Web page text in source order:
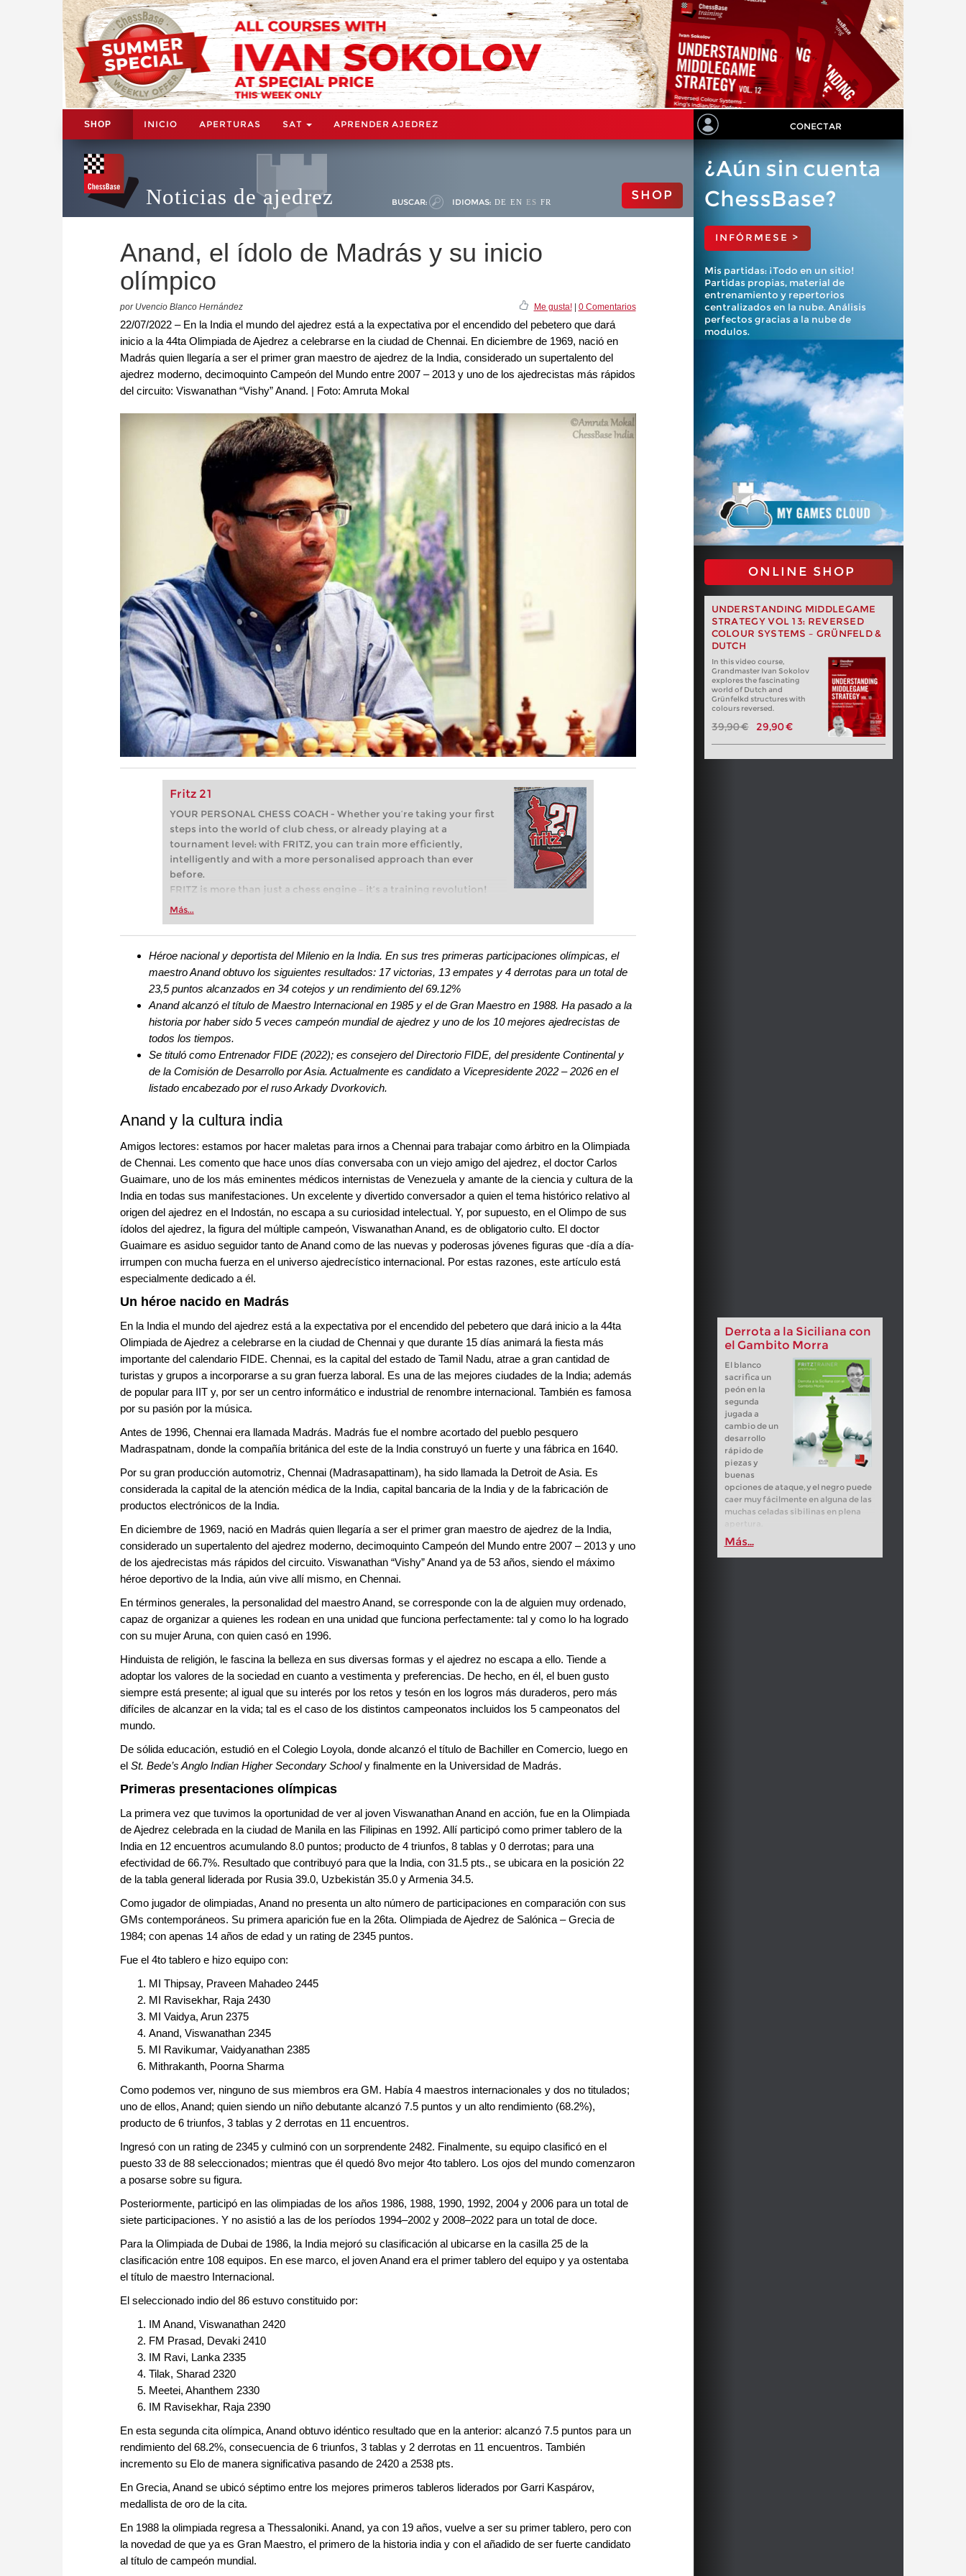
SHOP INICIO APERTURAS SAT APRENDER AJEDREZ CONECTAR
Noticias de ajedrez BUSCAR: IDIOMAS: DE EN ES FR SHOP
Anand, el ídolo de Madrás y su inicio
olímpico
por Uvencio Blanco Hernández Me gusta!| 0 Comentarios
22/07/2022 – En la India el mundo del ajedrez está a la expectativa por el encendido del pebetero que dará
inicio a la 44ta Olimpiada de Ajedrez a celebrarse en la ciudad de Chennai. En diciembre de 1969, nació en
Madrás quien llegaría a ser el primer gran maestro de ajedrez de la India, considerado un supertalento del
ajedrez moderno, decimoquinto Campeón del Mundo entre 2007 – 2013 y uno de los ajedrecistas más rápidos
del circuito: Viswanathan “Vishy” Anand. | Foto: Amruta Mokal
Fritz 21
YOUR PERSONAL CHESS COACH - Whether you’re taking your first
steps into the world of club chess, or already playing at a
tournament level: with FRITZ, you can train more efficiently,
intelligently and with a more personalised approach than ever
before.
FRITZ is more than just a chess engine – it’s a training revolution!
Whether you’re taking your first steps into the world of club chess,
more efficiently, intelligently and with a more personalised
approach than ever before.
Más...
¿Aún sin cuenta
ChessBase?
INFÓRMESE >
Mis partidas: ¡Todo en un sitio!
Partidas propias, material de
entrenamiento y repertorios
centralizados en la nube. Análisis
perfectos gracias a la nube de
modulos.
ONLINE SHOP
UNDERSTANDING MIDDLEGAME
STRATEGY VOL 13: REVERSED
COLOUR SYSTEMS – GRÜNFELD &
DUTCH
In this video course,
Grandmaster Ivan Sokolov
explores the fascinating
world of Dutch and
Grünfelkd structures with
colours reversed.
39,90 € 29,90 €
Héroe nacional y deportista del Milenio en la India. En sus tres primeras participaciones olímpicas, el
maestro Anand obtuvo los siguientes resultados: 17 victorias, 13 empates y 4 derrotas para un total de
23,5 puntos alcanzados en 34 cotejos y un rendimiento del 69.12%
Anand alcanzó el título de Maestro Internacional en 1985 y el de Gran Maestro en 1988. Ha pasado a la
historia por haber sido 5 veces campeón mundial de ajedrez y uno de los 10 mejores ajedrecistas de
todos los tiempos.
Se tituló como Entrenador FIDE (2022); es consejero del Directorio FIDE, del presidente Continental y
de la Comisión de Desarrollo por Asia. Actualmente es candidato a Vicepresidente 2022 – 2026 en el
listado encabezado por el ruso Arkady Dvorkovich.
Anand y la cultura india
Amigos lectores: estamos por hacer maletas para irnos a Chennai para trabajar como árbitro en la Olimpiada
de Chennai. Les comento que hace unos días conversaba con un viejo amigo del ajedrez, el doctor Carlos
Guaimare, uno de los más eminentes médicos internistas de Venezuela y amante de la ciencia y cultura de la
India en todas sus manifestaciones. Un excelente y divertido conversador a quien el tema histórico relativo al
origen del ajedrez en el Indostán, no escapa a su curiosidad intelectual. Y, por supuesto, en el Olimpo de sus
ídolos del ajedrez, la figura del múltiple campeón, Viswanathan Anand, es de obligatorio culto. El doctor
Guaimare es asiduo seguidor tanto de Anand como de las nuevas y poderosas jóvenes figuras que -día a día-
irrumpen con mucha fuerza en el universo ajedrecístico internacional. Por estas razones, este artículo está
especialmente dedicado a él.
Un héroe nacido en Madrás
Derrota a la Siciliana con
el Gambito Morra
El blanco
sacrifica un
peón en la
segunda
jugada a
cambio de un
desarrollo
rápido de
piezas y
buenas
opciones de ataque, y el negro puede
caer muy fácilmente en alguna de las
muchas celadas sibilinas en plena
apertura.
Más...
En la India el mundo del ajedrez está a la expectativa por el encendido del pebetero que dará inicio a la 44ta
Olimpiada de Ajedrez a celebrarse en la ciudad de Chennai y que durante 15 días animará la fiesta más
importante del calendario FIDE. Chennai, es la capital del estado de Tamil Nadu, atrae a gran cantidad de
turistas y grupos a incorporarse a su gran fuerza laboral. Es una de las mejores ciudades de la India; además
de popular para IIT y, por ser un centro informático e industrial de renombre internacional. También es famosa
por su pasión por la música.
Antes de 1996, Chennai era llamada Madrás. Madrás fue el nombre acortado del pueblo pesquero
Madraspatnam, donde la compañía británica del este de la India construyó un fuerte y una fábrica en 1640.
Por su gran producción automotriz, Chennai (Madrasapattinam), ha sido llamada la Detroit de Asia. Es
considerada la capital de la atención médica de la India, capital bancaria de la India y de la fabricación de
productos electrónicos de la India.
En diciembre de 1969, nació en Madrás quien llegaría a ser el primer gran maestro de ajedrez de la India,
considerado un supertalento del ajedrez moderno, decimoquinto Campeón del Mundo entre 2007 – 2013 y uno
de los ajedrecistas más rápidos del circuito. Viswanathan “Vishy” Anand ya de 53 años, siendo el máximo
héroe deportivo de la India, aún vive allí mismo, en Chennai.
En términos generales, la personalidad del maestro Anand, se corresponde con la de alguien muy ordenado,
capaz de organizar a quienes les rodean en una unidad que funciona perfectamente: tal y como lo ha logrado
con su mujer Aruna, con quien casó en 1996.
Hinduista de religión, le fascina la belleza en sus diversas formas y el ajedrez no escapa a ello. Tiende a
adoptar los valores de la sociedad en cuanto a vestimenta y preferencias. De hecho, en él, el buen gusto
siempre está presente; al igual que su interés por los retos y tesón en los logros más duraderos, pero más
difíciles de alcanzar en la vida; tal es el caso de los distintos campeonatos incluidos los 5 campeonatos del
mundo.
De sólida educación, estudió en el Colegio Loyola, donde alcanzó el título de Bachiller en Comercio, luego en
el St. Bede’s Anglo Indian Higher Secondary Schooly finalmente en la Universidad de Madrás.
Primeras presentaciones olímpicas
La primera vez que tuvimos la oportunidad de ver al joven Viswanathan Anand en acción, fue en la Olimpiada
de Ajedrez celebrada en la ciudad de Manila en las Filipinas en 1992. Allí participó como primer tablero de la
India en 12 encuentros acumulando 8.0 puntos; producto de 4 triunfos, 8 tablas y 0 derrotas; para una
efectividad de 66.7%. Resultado que contribuyó para que la India, con 31.5 pts., se ubicara en la posición 22
de la tabla general liderada por Rusia 39.0, Uzbekistán 35.0 y Armenia 34.5.
Como jugador de olimpiadas, Anand no presenta un alto número de participaciones en comparación con sus
GMs contemporáneos. Su primera aparición fue en la 26ta. Olimpiada de Ajedrez de Salónica – Grecia de
1984; con apenas 14 años de edad y un rating de 2345 puntos.
Fue el 4to tablero e hizo equipo con:
MI Thipsay, Praveen Mahadeo 2445
MI Ravisekhar, Raja 2430
MI Vaidya, Arun 2375
Anand, Viswanathan 2345
MI Ravikumar, Vaidyanathan 2385
Mithrakanth, Poorna Sharma
Como podemos ver, ninguno de sus miembros era GM. Había 4 maestros internacionales y dos no titulados;
uno de ellos, Anand; quien siendo un niño debutante alcanzó 7.5 puntos y un alto rendimiento (68.2%),
producto de 6 triunfos, 3 tablas y 2 derrotas en 11 encuentros.
Ingresó con un rating de 2345 y culminó con un sorprendente 2482. Finalmente, su equipo clasificó en el
puesto 33 de 88 seleccionados; mientras que él quedó 8vo mejor 4to tablero. Los ojos del mundo comenzaron
a posarse sobre su figura.
Posteriormente, participó en las olimpiadas de los años 1986, 1988, 1990, 1992, 2004 y 2006 para un total de
siete participaciones. Y no asistió a las de los períodos 1994–2002 y 2008–2022 para un total de doce.
Para la Olimpiada de Dubai de 1986, la India mejoró su clasificación al ubicarse en la casilla 25 de la
clasificación entre 108 equipos. En ese marco, el joven Anand era el primer tablero del equipo y ya ostentaba
el título de maestro Internacional.
El seleccionado indio del 86 estuvo constituido por:
IM Anand, Viswanathan 2420
FM Prasad, Devaki 2410
IM Ravi, Lanka 2335
Tilak, Sharad 2320
Meetei, Ahanthem 2330
IM Ravisekhar, Raja 2390
En esta segunda cita olímpica, Anand obtuvo idéntico resultado que en la anterior: alcanzó 7.5 puntos para un
rendimiento del 68.2%, consecuencia de 6 triunfos, 3 tablas y 2 derrotas en 11 encuentros. También
incremento su Elo de manera significativa pasando de 2420 a 2538 pts.
En Grecia, Anand se ubicó séptimo entre los mejores primeros tableros liderados por Garri Kaspárov,
medallista de oro de la cita.
En 1988 la olimpiada regresa a Thessaloniki. Anand, ya con 19 años, vuelve a ser su primer tablero, pero con
la novedad de que ya es Gran Maestro, el primero de la historia india y con el añadido de ser fuerte candidato
al título de campeón mundial.